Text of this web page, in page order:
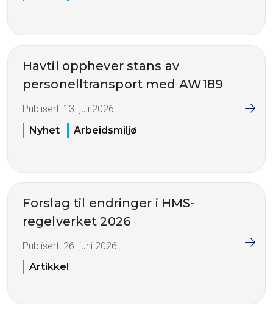
Havtil opphever stans av
personelltransport med AW189
Publisert: 13. juli 2026
Nyhet
Arbeidsmiljø
Forslag til endringer i HMS-
regelverket 2026
Publisert: 26. juni 2026
Artikkel